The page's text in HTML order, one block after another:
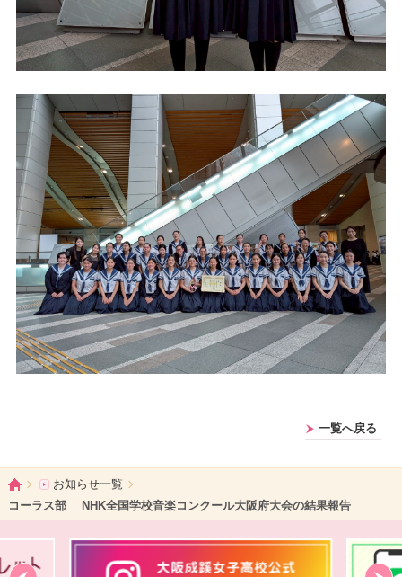
一覧へ戻る
ホームお知らせ一覧
コーラス部 NHK全国学校音楽コンクール大阪府大会の結果報告